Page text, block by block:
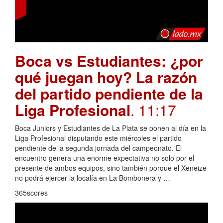
Boca vs Estudiantes: ¿por
qué juegan hoy? La razón
del partido pendiente de la
Liga Profesional. 11:17
Boca Juniors y Estudiantes de La Plata se ponen al día en la
Liga Profesional disputando este miércoles el partido
pendiente de la segunda jornada del campeonato. El
encuentro genera una enorme expectativa no solo por el
presente de ambos equipos, sino también porque el Xeneize
no podrá ejercer la localía en La Bombonera y …
365scores